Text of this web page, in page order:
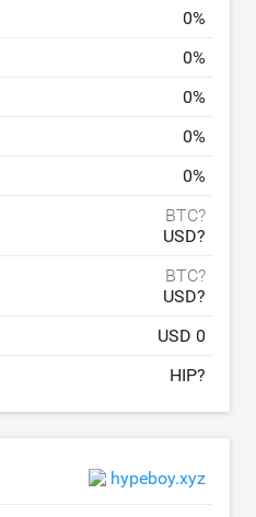
0%
0%
0%
0%
0%
BTC?
USD?
BTC?
USD?
USD 0
HIP?
hypeboy.xyz